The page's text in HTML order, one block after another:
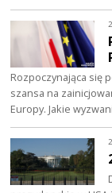
Rozpoczynająca się
szansa na
Europy. Jakie